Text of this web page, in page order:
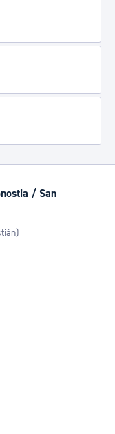
/ San